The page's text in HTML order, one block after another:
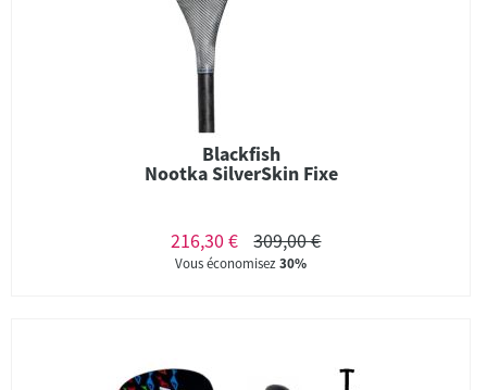
Blackfish
Nootka SilverSkin Fixe
216,30 € 309,00 €
Vous économisez30%